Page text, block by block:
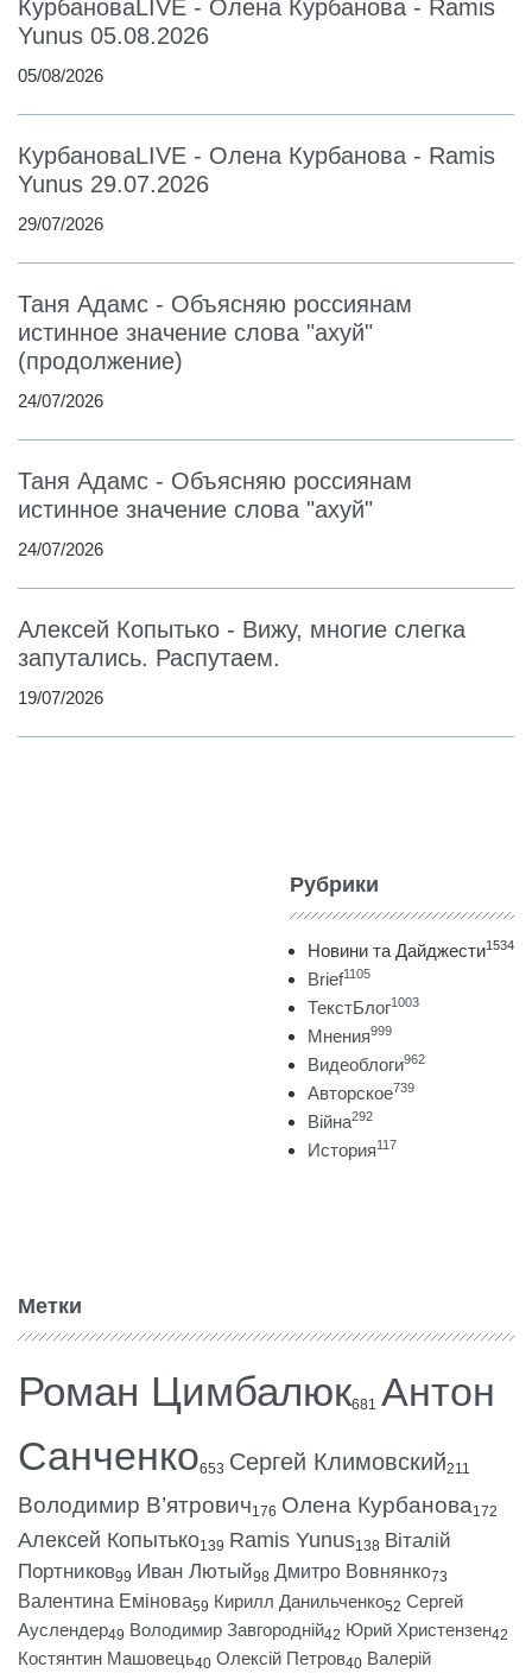
КурбановаLIVE - Олена Курбанова - Ramis
Yunus 05.08.2026
05/08/2026
КурбановаLIVE - Олена Курбанова - Ramis
Yunus 29.07.2026
29/07/2026
Таня Адамс - Объясняю россиянам
истинное значение слова "ахуй"
(продолжение)
24/07/2026
Таня Адамс - Объясняю россиянам
истинное значение слова "ахуй"
24/07/2026
Алексей Копытько - Вижу, многие слегка
запутались. Распутаем.
19/07/2026
Рубрики
Новини та Дайджести1534
Brief1105
ТекстБлог1003
Мнения999
Видеоблоги962
Авторское739
Війна292
История117
Метки
Роман Цимбалюк681 Антон
Санченко653 Сергей Климовский211
Володимир В’ятрович176 Олена Курбанова172
Алексей Копытько139 Ramis Yunus138 Віталій
Портников99 Иван Лютый98 Дмитро Вовнянко73
Валентина Емінова59 Кирилл Данильченко52 Сергей
Ауслендер49 Володимир Завгородній42 Юрий Христензен42
Костянтин Машовець40 Олексій Петров40 Валерій